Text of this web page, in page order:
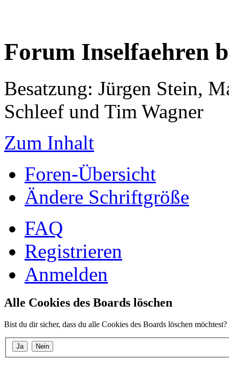
Forum Inselfaehren
Besatzung: Jürgen Stein,
Schleef und Tim Wagner
Zum Inhalt
Foren-Übersicht
Ändere Schriftgröße
FAQ
Registrieren
Anmelden
Alle Cookies des Boards löschen
Bist du dir sicher, dass du alle Cookies des Boards löschen möchtest?